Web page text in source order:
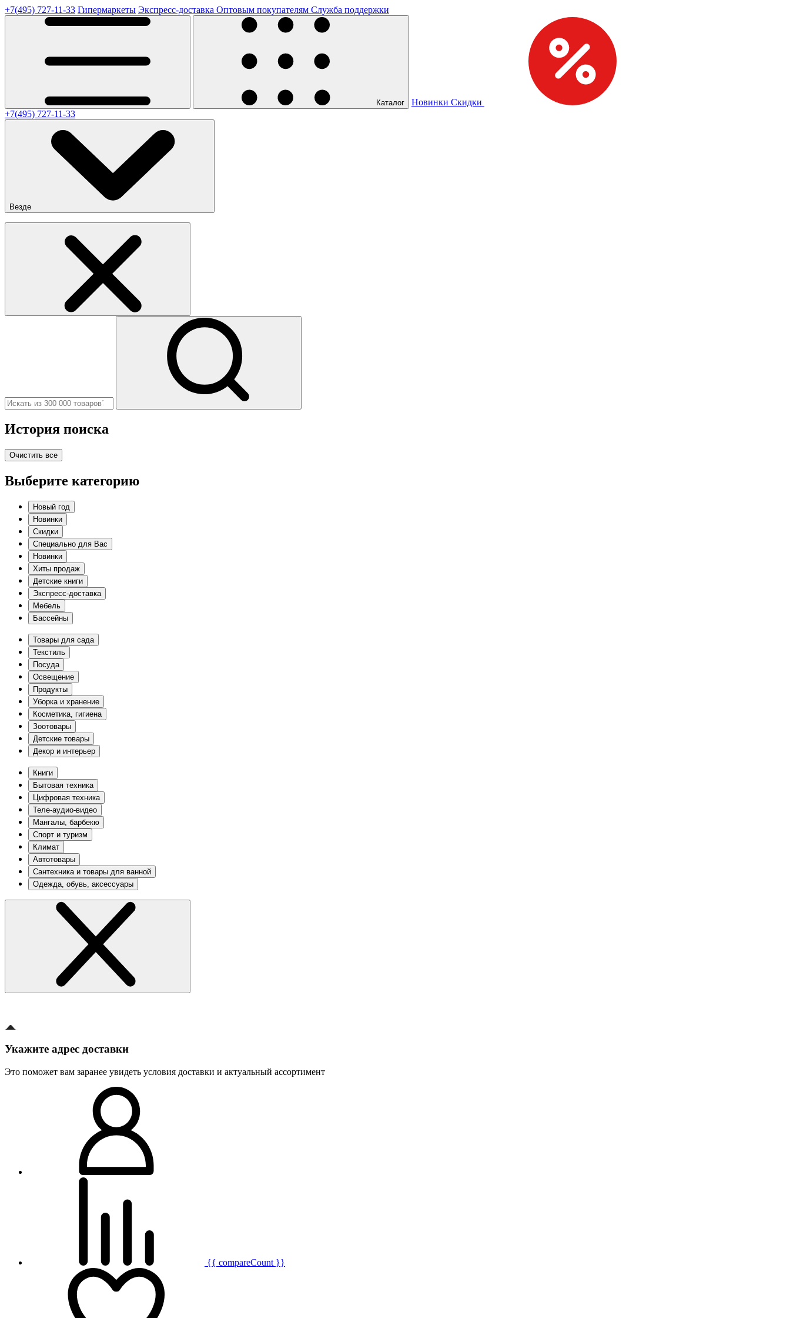
+7(495) 727-11-33 Гипермаркеты Экспресс-доставка Оптовым покупателям Служба поддержки
Каталог Новинки Скидки
+7(495) 727-11-33
Везде
История поиска
Очистить все
Выберите категорию
Новый год
Новинки
Скидки
Специально для Вас
Новинки
Хиты продаж
Детские книги
Экспресс-доставка
Мебель
Бассейны
Товары для сада
Текстиль
Посуда
Освещение
Продукты
Уборка и хранение
Косметика, гигиена
Зоотовары
Детские товары
Декор и интерьер
Книги
Бытовая техника
Цифровая техника
Теле-аудио-видео
Мангалы, барбекю
Спорт и туризм
Климат
Автотовары
Сантехника и товары для ванной
Одежда, обувь, аксессуары
Укажите адрес доставки
Это поможет вам заранее увидеть условия доставки и актуальный ассортимент
{{ compareCount }}